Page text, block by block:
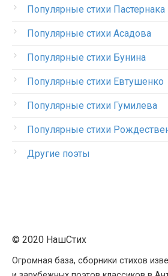
Популярные стихи Пастернака
Популярные стихи Асадова
Популярные стихи Бунина
Популярные стихи Евтушенко
Популярные стихи Гумилева
Популярные стихи
Другие поэты
© 2020 НашСтих
Огромная база, сборники стихов